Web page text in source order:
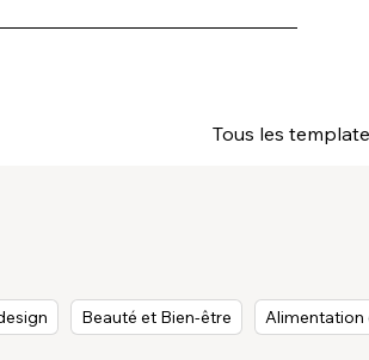
Tous les
Beauté et Bien-être Alimentation